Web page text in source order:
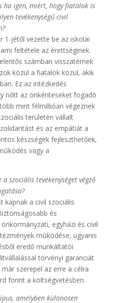
ha igen, miért, hogy fiatalok is
tevékenységű civil
1-jétől vezette be az iskolai
feltétele az érettséginek.
számban visszatérnek
közül a fiatalok közül, akik
Ez az intézkedés
nőtt az önkénteseket fogadó
mint félmillióan végeznek
területén vállalt
és az empátiát a
készségek fejleszthetőek,
vagy a
szociális tevékenységet végző
kapnak a civil szociális
és
egyházi és civil
működése, ugyanis
eredő munkáltatói
törvényi garanciát
szerepel az erre a célra
forint a költségvetésben.
amelyben különösen